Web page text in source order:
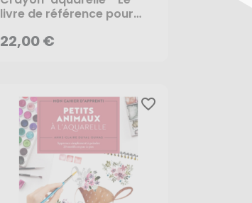
livre de référence pour
22,00 €AJOUTER AU PANIER
favorite_border